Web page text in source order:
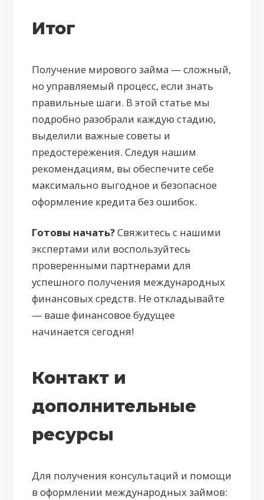
Итог
Получение мирового займа — сложный,
но управляемый процесс, если знать
правильные шаги. В этой статье мы
подробно разобрали каждую стадию,
выделили важные советы и
предостережения. Следуя нашим
рекомендациям, вы обеспечите себе
максимально выгодное и безопасное
оформление кредита без ошибок.
Готовы начать?Свяжитесь с нашими
экспертами или воспользуйтесь
проверенными партнерами для
успешного получения международных
финансовых средств. Не откладывайте
— ваше финансовое будущее
начинается сегодня!
Контакт и
дополнительные
ресурсы
Для получения консультаций и помощи
в оформлении международных займов: